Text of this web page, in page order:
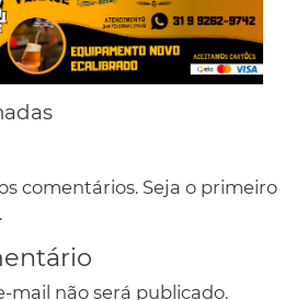
comentários. Seja o primeiro
mail não será publicado.